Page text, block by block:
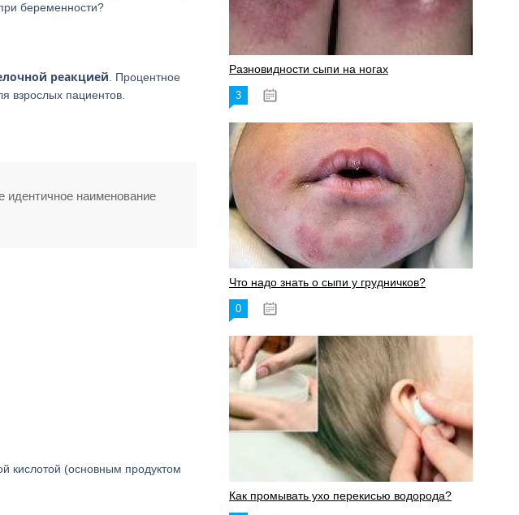
беременности?
реакцией . Процентное
взрослых пациентов.
наименование
кислотой (основным продуктом
Разновидности сыпи на ногах
3
Что надо знать о сыпи у грудничков?
0
Как промывать ухо перекисью водорода?